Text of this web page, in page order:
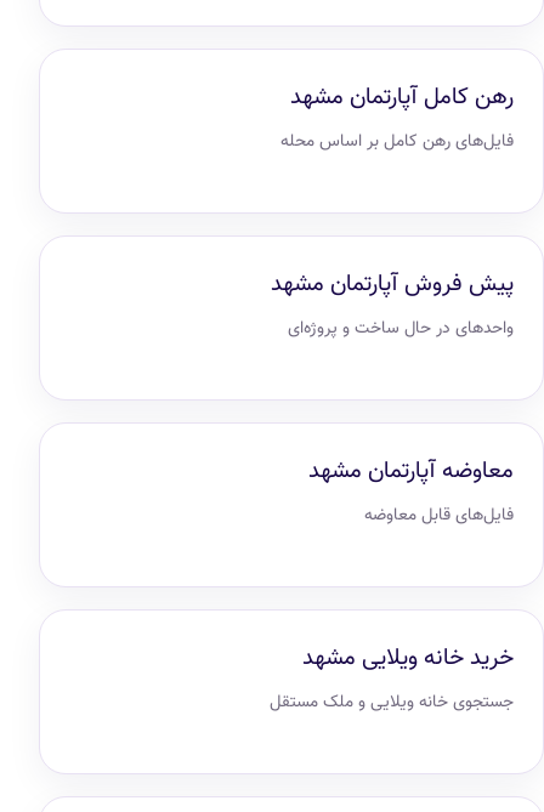
رهن کامل آپارتمان مشهد
فایل‌های رهن کامل بر اساس محله
پیش فروش آپارتمان مشهد
واحدهای در حال ساخت و پروژه‌ای
معاوضه آپارتمان مشهد
فایل‌های قابل معاوضه
خرید خانه ویلایی مشهد
جستجوی خانه ویلایی و ملک مستقل